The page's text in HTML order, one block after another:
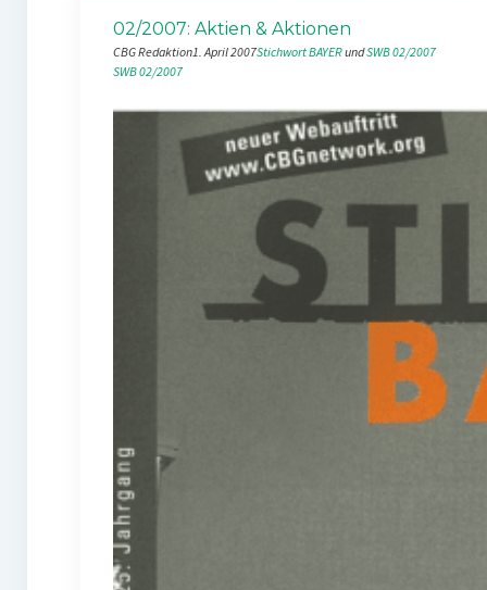
02/2007: Aktien & Aktionen
CBG Redaktion1. April 2007Stichwort BAYER und SWB 02/2007
SWB 02/2007